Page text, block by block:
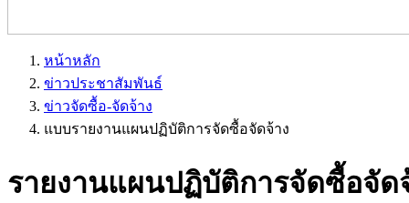
หน้าหลัก
ข่าวประชาสัมพันธ์
ข่าวจัดซื้อ-จัดจ้าง
แบบรายงานแผนปฏิบัติการจัดซื้อจัดจ้าง
รายงานแผนปฏิบัติการจัดซื้อจัด